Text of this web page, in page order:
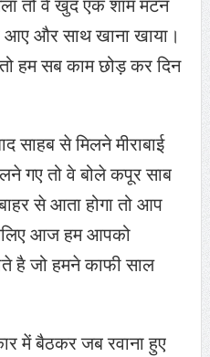
तो वे खुद एक शाम मटन
और साथ खाना खाया।
हम सब काम छोड़ कर दिन
साहब से मिलने मीराबाई
गए तो वे बोले कपूर साब
से आता होगा तो आप
आज हम आपको
है जो हमने काफी साल
में बैठकर जब रवाना हुए